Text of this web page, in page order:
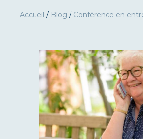
Accueil / Blog / Conférence en